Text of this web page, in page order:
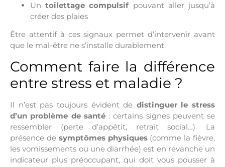
Untoilettage compulsif pouvant aller jusqu’à
créer des plaies
Être attentif à ces signaux permet d’intervenir avant
que le mal-être ne s’installe durablement.
Comment faire la différence
entre stress et maladie ?
Il n’est pas toujours évident de distinguer le stress
d’un problème de santé: certains signes peuvent se
ressembler (perte d’appétit, retrait social…). La
présence de symptômes physiques(comme la fièvre,
les vomissements ou une diarrhée) est en revanche un
indicateur plus préoccupant, qui doit vous pousser à